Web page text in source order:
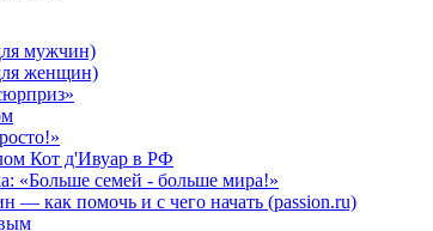
мужчин)
женщин)
Кот д'Ивуар в РФ
«Больше семей - больше мира!»
— как помочь и с чего начать (passion.ru)